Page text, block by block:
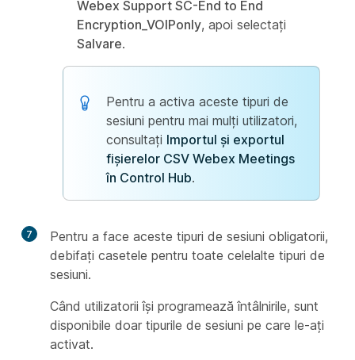
Webex Support SC-End to End
Encryption_VOIPonly, apoi selectați
Salvare.
Pentru a activa aceste tipuri de
sesiuni pentru mai mulți utilizatori,
consultați Importul și exportul
fișierelor CSV Webex Meetings
în Control Hub.
7
Pentru a face aceste tipuri de sesiuni obligatorii,
debifați casetele pentru toate celelalte tipuri de
sesiuni.
Când utilizatorii își programează întâlnirile, sunt
disponibile doar tipurile de sesiuni pe care le-ați
activat.